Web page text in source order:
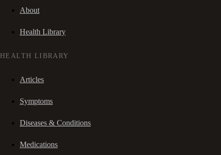
About
Health Library
HEALTH LIBRARY
Articles
Symptoms
Diseases & Conditions
Medications